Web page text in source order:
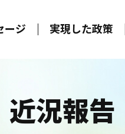
ージ 実現した政策
近況報告